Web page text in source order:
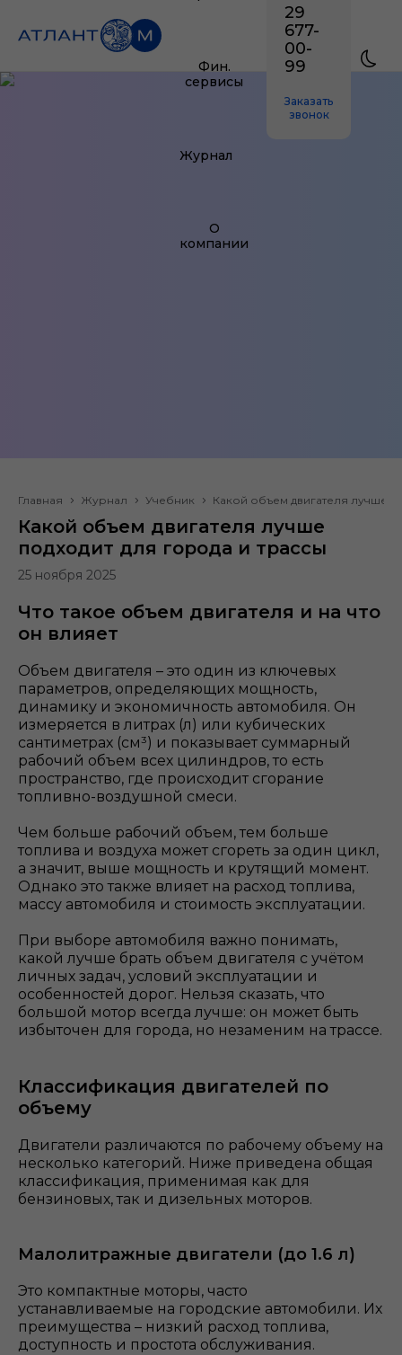
Фин.
сервисы
Журнал
О
компании
29
677-
00-
99
Заказать
звонок
Главная Журнал Учебник Какой объем двигателя лучше
Какой объем двигателя лучше
подходит для города и трассы
25 ноября 2025
Что такое объем двигателя и на что
он влияет
Объем двигателя – это один из ключевых
параметров, определяющих мощность,
динамику и экономичность автомобиля. Он
измеряется в литрах (л) или кубических
сантиметрах (см³) и показывает суммарный
рабочий объем всех цилиндров, то есть
пространство, где происходит сгорание
топливно-воздушной смеси.
Чем больше рабочий объем, тем больше
топлива и воздуха может сгореть за один цикл,
а значит, выше мощность и крутящий момент.
Однако это также влияет на расход топлива,
массу автомобиля и стоимость эксплуатации.
При выборе автомобиля важно понимать,
какой лучше брать объем двигателя с учётом
личных задач, условий эксплуатации и
особенностей дорог. Нельзя сказать, что
большой мотор всегда лучше: он может быть
избыточен для города, но незаменим на трассе.
Классификация двигателей по
объему
Двигатели различаются по рабочему объему на
несколько категорий. Ниже приведена общая
классификация, применимая как для
бензиновых, так и дизельных моторов.
Малолитражные двигатели (до 1.6 л)
Это компактные моторы, часто
устанавливаемые на городские автомобили. Их
преимущества – низкий расход топлива,
доступность и простота обслуживания.